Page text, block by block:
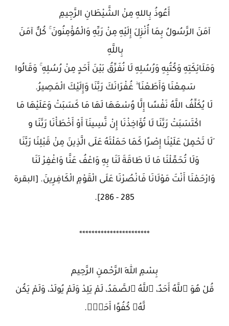
أَعُوذُ بِاللهِ مِنْ الشَّيْطَانِ الرَّجِيمِ
آمَنَ الرَّسُولُ بِمَا أُنْزِلَ إِلَيْهِ مِنْ رَبِّهِ وَالْمُؤْمِنُونَ ۚ كُلٌّ آمَنَ
بِاللَّهِ
وَمَلَائِكَتِهِ وَكُتُبِهِ وَرُسُلِهِ لَا نُفَرِّقُ بَيْنَ أَحَدٍ مِنْ رُسُلِهِ ۚ وَقَالُوا
سَمِعْنَا وَأَطَعْنَا ۖ غُفْرَانَكَ رَبَّنَا وَإِلَيْكَ الْمَصِيرُ.
لَا يُكَلِّفُ اللَّهُ نَفْسًا إِلَّا وُسْعَهَا لَهَا مَا كَسَبَتْ وَعَلَيْهَا مَا
اكْتَسَبَتْ رَبَّنَا لَا تُؤَاخِذْنَا إِنْ نَّسِينَآ أَوْ أَخْطَأْنَا رَبَّنَا و
َلَا تَحْمِلْ عَلَيْنَا إِصْرًا كَمَا حَمَلْتَهُ عَلَى الَّذِينَ مِنْ قَبْلِنَا رَبَّنَا
وَلَا تُحَمِّلْنَا مَا لَا طَاقَةَ لَنَا بِهِ وَاعْفُ عَنَّا وَاغْفِرْ لَنَا
وَارْحَمْنَا أَنْتَ مَوْلَانَا فَانْصُرْنَا عَلَى الْقَوْمِ الْكَافِرِينَ. [البقرة
285 - 286].
***********************
بِسْمِ اللهِ الرَّحْمنِ الرَّحِيم
قُلْ هُوَ ٱللَّهُ أَحَدٌ، ٱللَّهُ ٱلصَّمَدُ، لَمْ يَلِدْ وَلَمْ يُولَدْ، وَلَمْ يَكُن
لَّهُۥ كُفُوًا أَحَدٌۢ.